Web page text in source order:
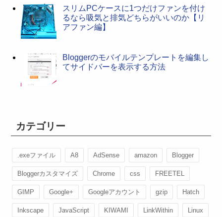
スリムPCケースに1つだけファンを付け
るなら吸気と排気どちらがいいのか【リ
アファン編】
Bloggerのモバイルテンプレートを編集し
てサイドバーを表示する方法
カテゴリー
.exeファイル A8 AdSense amazon Blogger
Bloggerカスタマイズ Chrome css FREETEL
GIMP Google+ Googleアカウント gzip Hatch
Inkscape JavaScript KIWAMI LinkWithin Linux